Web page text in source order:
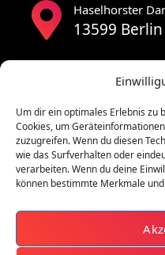
Um dir ein optimales Erlebnis zu
Cookies, um
zuzugreifen. Wenn du diesen
wie das Surfverhalten oder
verarbeiten. Wenn du deine
können bestimmte Merkmale
Haselhorster
13599 Berlin